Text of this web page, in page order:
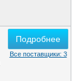
Подробнее
Все поставщики: 3